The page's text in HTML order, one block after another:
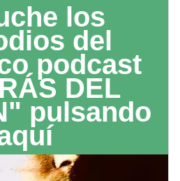
los
del
podcast
DEL
pulsando